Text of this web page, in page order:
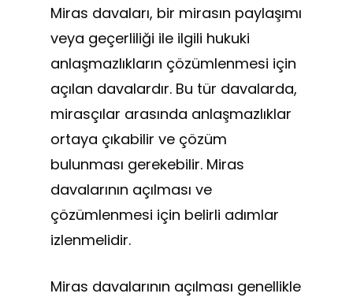
Miras davaları, bir mirasın paylaşımı
veya geçerliliği ile ilgili hukuki
anlaşmazlıkların çözümlenmesi için
açılan davalardır. Bu tür davalarda,
mirasçılar arasında anlaşmazlıklar
ortaya çıkabilir ve çözüm
bulunması gerekebilir. Miras
davalarının açılması ve
çözümlenmesi için belirli adımlar
izlenmelidir.
Miras davalarının açılması genellikle